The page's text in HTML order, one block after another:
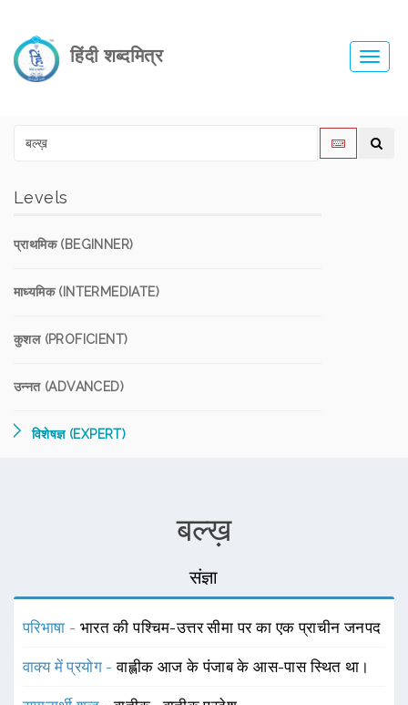
हिंदी शब्दमित्र
Levels
प्राथमिक (BEGINNER)
माध्यमिक (INTERMEDIATE)
कुशल (PROFICIENT)
उन्नत (ADVANCED)
विशेषज्ञ (EXPERT)
बल्ख़
संज्ञा
परिभाषा - भारत की पश्चिम-उत्तर सीमा पर का एक प्राचीन जनपद
वाक्य में प्रयोग -वाह्लीक आज के पंजाब के आस-पास स्थित था।